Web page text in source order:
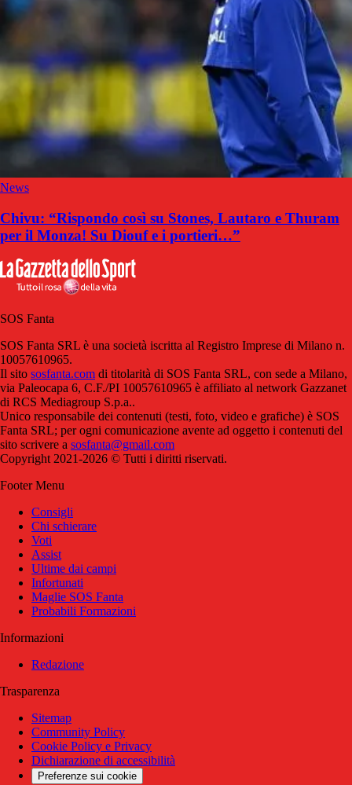
News
Chivu: “Rispondo così su Stones, Lautaro e Thuram
per il Monza! Su Diouf e i portieri…”
SOS Fanta
SOS Fanta SRL è una società iscritta al Registro Imprese di Milano n.
10057610965.
Il sito sosfanta.com di titolarità di SOS Fanta SRL, con sede a Milano,
via Paleocapa 6, C.F./PI 10057610965 è affiliato al network Gazzanet
di RCS Mediagroup S.p.a..
Unico responsabile dei contenuti (testi, foto, video e grafiche) è SOS
Fanta SRL; per ogni comunicazione avente ad oggetto i contenuti del
sito scrivere a sosfanta@gmail.com
Copyright 2021-2026 © Tutti i diritti riservati.
Footer Menu
Consigli
Chi schierare
Voti
Assist
Ultime dai campi
Infortunati
Maglie SOS Fanta
Probabili Formazioni
Informazioni
Redazione
Trasparenza
Sitemap
Community Policy
Cookie Policy e Privacy
Dichiarazione di accessibilità
Preferenze sui cookie